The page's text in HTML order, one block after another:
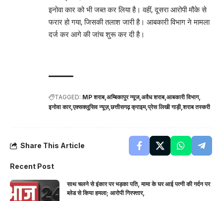
इनोवा कार को भी जब्त कर लिया है। वहीं, दूसरा आरोपी मौके से
फरार हो गया, जिसकी तलाश जारी है। आबकारी विभाग ने मामला
दर्ज कर आगे की जांच शुरू कर दी है।
TAGGED: MP शराब अम्बिकापुर न्यूज अवैध शराब आबकारी विभाग
इनोवा कार एक्सक्लूसिव न्यूज़ छत्तीसगढ़ क्राइम प्रेस लिखी गाड़ी शराब तस्करी
Share This Article
Recent Post
साथ चलने से इंकार पर भड़का पति, मामा के घर आई पत्नी की गर्दन पर
ब्लेड से किया हमला; आरोपी गिरफ्तार,